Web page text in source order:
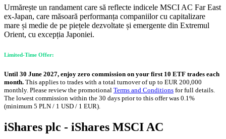
Urmărește un randament care să reflecte indicele MSCI AC Far East
ex-Japan, care măsoară performanța companiilor cu capitalizare
mare și medie de pe piețele dezvoltate și emergente din Extremul
Orient, cu excepția Japoniei.
Limited-Time Offer:
Until 30 June 2027, enjoy zero commission on your first 10 ETF trades each
month. This applies to trades with a total turnover of up to EUR 200,000
monthly. Please review the promotional Terms and Conditions for full details.
The lowest commission within the 30 days prior to this offer was 0.1%
(minimum 5 PLN / 1 USD / 1 EUR).
iShares plc - iShares MSCI AC